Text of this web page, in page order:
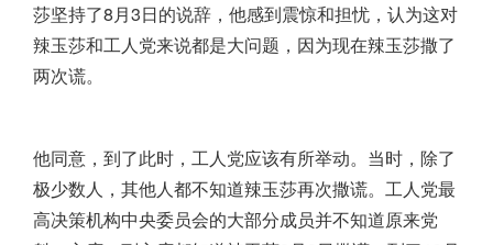
莎坚持了8月3日的说辞，他感到震惊和担忧，认为这对
辣玉莎和工人党来说都是大问题，因为现在辣玉莎撒了
两次谎。
他同意，到了此时，工人党应该有所举动。当时，除了
极少数人，其他人都不知道辣玉莎再次撒谎。工人党最
高决策机构中央委员会的大部分成员并不知道原来党